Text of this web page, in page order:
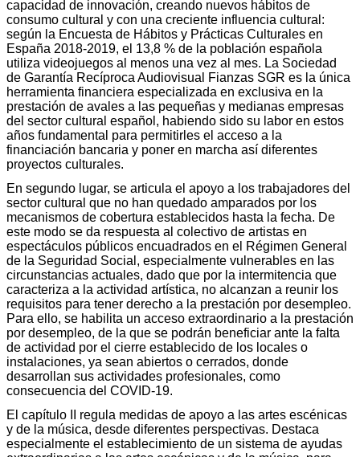
capacidad de innovación, creando nuevos hábitos de
consumo cultural y con una creciente influencia cultural:
según la Encuesta de Hábitos y Prácticas Culturales en
España 2018-2019, el 13,8 % de la población española
utiliza videojuegos al menos una vez al mes. La Sociedad
de Garantía Recíproca Audiovisual Fianzas SGR es la única
herramienta financiera especializada en exclusiva en la
prestación de avales a las pequeñas y medianas empresas
del sector cultural español, habiendo sido su labor en estos
años fundamental para permitirles el acceso a la
financiación bancaria y poner en marcha así diferentes
proyectos culturales.
En segundo lugar, se articula el apoyo a los trabajadores del
sector cultural que no han quedado amparados por los
mecanismos de cobertura establecidos hasta la fecha. De
este modo se da respuesta al colectivo de artistas en
espectáculos públicos encuadrados en el Régimen General
de la Seguridad Social, especialmente vulnerables en las
circunstancias actuales, dado que por la intermitencia que
caracteriza a la actividad artística, no alcanzan a reunir los
requisitos para tener derecho a la prestación por desempleo.
Para ello, se habilita un acceso extraordinario a la prestación
por desempleo, de la que se podrán beneficiar ante la falta
de actividad por el cierre establecido de los locales o
instalaciones, ya sean abiertos o cerrados, donde
desarrollan sus actividades profesionales, como
consecuencia del COVID-19.
El capítulo II regula medidas de apoyo a las artes escénicas
y de la música, desde diferentes perspectivas. Destaca
especialmente el establecimiento de un sistema de ayudas